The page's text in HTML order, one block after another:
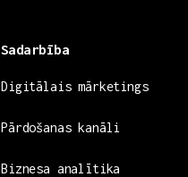
Sadarbība
Digitālais mārketings
Pārdošanas kanāli
Biznesa analītika